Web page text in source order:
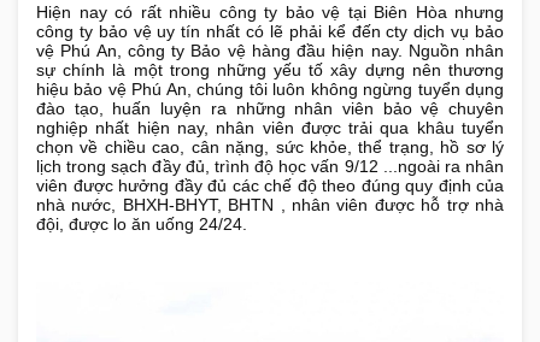
Hiện nay có rất nhiều công ty bảo vệ tại Biên Hòa nhưng
công ty bảo vệ uy tín nhất có lẽ phải kể đến cty dịch vụ bảo
vệ Phú An, công ty Bảo vệ hàng đầu hiện nay. Nguồn nhân
sự chính là một trong những yếu tố xây dựng nên thương
hiệu bảo vệ Phú An, chúng tôi luôn không ngừng tuyển dụng
đào tạo, huấn luyện ra những nhân viên bảo vệ chuyên
nghiệp nhất hiện nay, nhân viên được trải qua khâu tuyển
chọn về chiều cao, cân nặng, sức khỏe, thể trạng, hồ sơ lý
lịch trong sạch đầy đủ, trình độ học vấn 9/12 ...ngoài ra nhân
viên được hưởng đầy đủ các chế độ theo đúng quy định của
nhà nước, BHXH-BHYT, BHTN , nhân viên được hỗ trợ nhà
đội, được lo ăn uống 24/24.